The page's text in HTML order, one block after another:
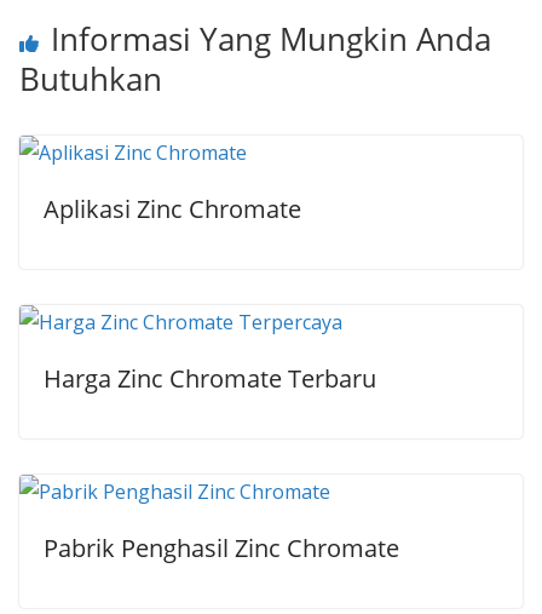
Informasi Yang Mungkin Anda
Butuhkan
Aplikasi Zinc Chromate
Harga Zinc Chromate Terbaru
Pabrik Penghasil Zinc Chromate